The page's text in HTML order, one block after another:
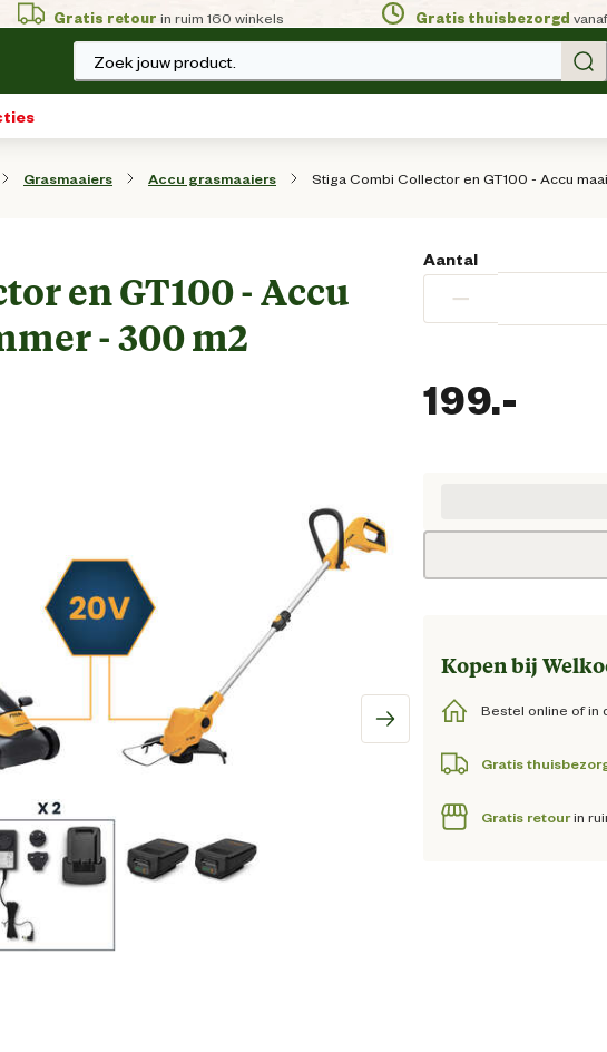
Gratis retour in ruim 160 winkels Gratis thuisbezorgd
Zoek jouw product.
Grasmaaiers Accu grasmaaiers Stiga Combi Collector en GT100 - Accu
en GT100 - Accu
- 300 m2
Aantal
−
199.-
Kopen bij
Bestel online of in
Gratis
Gratis retourin